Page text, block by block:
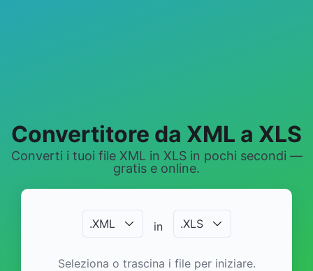
Convertitore da XML a XLS
Converti i tuoi file XML in XLS in pochi secondi —
gratis e online.
.XML in .XLS
Seleziona o trascina i file per iniziare.